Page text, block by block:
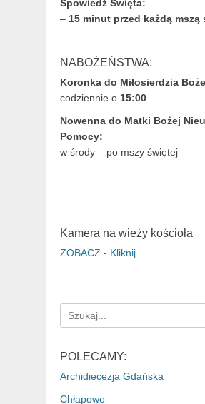
Spowiedź Święta:
– 15 minut przed każdą mszą
NABOŻEŃSTWA:
Koronka do Miłosierdzia
codziennie o 15:00
Nowenna do Matki Bożej
Pomocy:
w środy – po mszy świętej
Kamera na wieży kościoła
ZOBACZ - Kliknij
Search
for:
POLECAMY:
Archidiecezja Gdańska
Chłapowo